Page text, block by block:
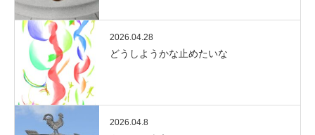
2026.04.28
どうしようかな止めたいな
2026.04.8